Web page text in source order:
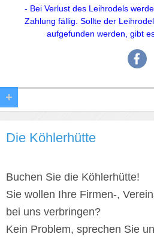
- Bei Verlust des Leihrodels
Zahlung fällig. Sollte der
aufgefunden werden, gibt
Die Köhlerhütte
Buchen Sie die Köhlerhütte!
Sie wollen Ihre Firmen-,
bei uns verbringen?
Kein Problem, sprechen Sie